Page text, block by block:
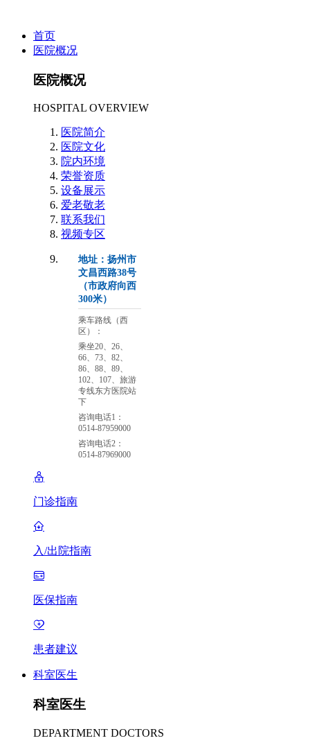
首页
医院概况
医院概况
HOSPITAL OVERVIEW
医院简介
医院文化
院内环境
荣誉资质
设备展示
爱老敬老
联系我们
视频专区
地址：扬州市
文昌西路38号
（市政府向西
300米）
乘车路线（西
区）：
乘坐20、26、
66、73、82、
86、88、89、
102、107、旅游
专线东方医院站
下
咨询电话1：
0514-87959000
咨询电话2：
0514-87969000
门诊指南
入/出院指南
医保指南
患者建议
科室医生
科室医生
DEPARTMENT DOCTORS